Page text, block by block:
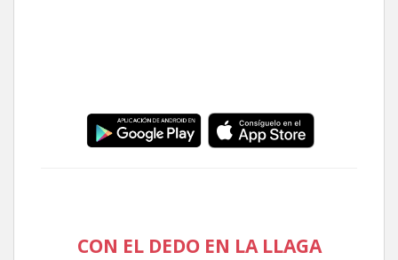
CON EL DEDO EN LA LLAGA